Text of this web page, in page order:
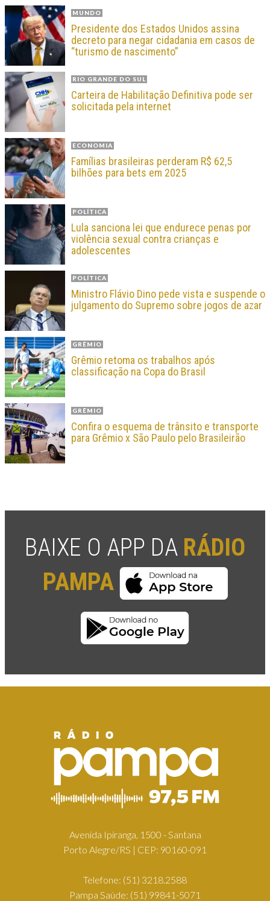
MUNDO
Presidente dos Estados Unidos assina
decreto para negar cidadania em casos de
“turismo de nascimento”
RIO GRANDE DO SUL
Carteira de Habilitação Definitiva pode ser
solicitada pela internet
ECONOMIA
Famílias brasileiras perderam R$ 62,5
bilhões para bets em 2025
POLÍTICA
Lula sanciona lei que endurece penas por
violência sexual contra crianças e
adolescentes
POLÍTICA
Ministro Flávio Dino pede vista e suspende o
julgamento do Supremo sobre jogos de azar
GRÊMIO
Grêmio retoma os trabalhos após
classificação na Copa do Brasil
GRÊMIO
Confira o esquema de trânsito e transporte
para Grêmio x São Paulo pelo Brasileirão
BAIXE O APP DA RÁDIO
PAMPA
Avenida Ipiranga, 1500 - Santana
Porto Alegre/RS | CEP: 90160-091
Telefone: (51) 3218.2588
Pampa Saúde: (51) 99841-5071